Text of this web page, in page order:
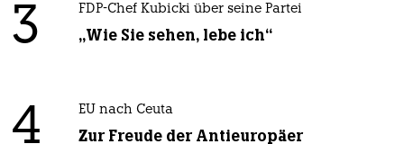
3 FDP-Chef Kubicki über seine Partei
„Wie Sie sehen, lebe ich“
4 EU nach Ceuta
Zur Freude der Antieuropäer